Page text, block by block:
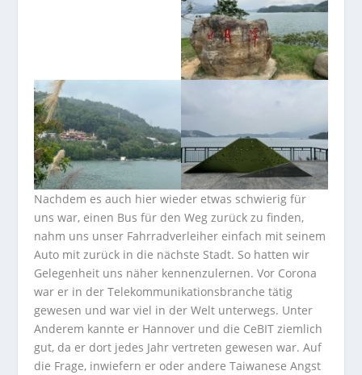
Nachdem es auch hier wieder etwas schwierig für
uns war, einen Bus für den Weg zurück zu finden,
nahm uns unser Fahrradverleiher einfach mit seinem
Auto mit zurück in die nächste Stadt. So hatten wir
Gelegenheit uns näher kennenzulernen. Vor Corona
war er in der Telekommunikationsbranche tätig
gewesen und war viel in der Welt unterwegs. Unter
Anderem kannte er Hannover und die CeBIT ziemlich
gut, da er dort jedes Jahr vertreten gewesen war. Auf
die Frage, inwiefern er oder andere Taiwanese Angst